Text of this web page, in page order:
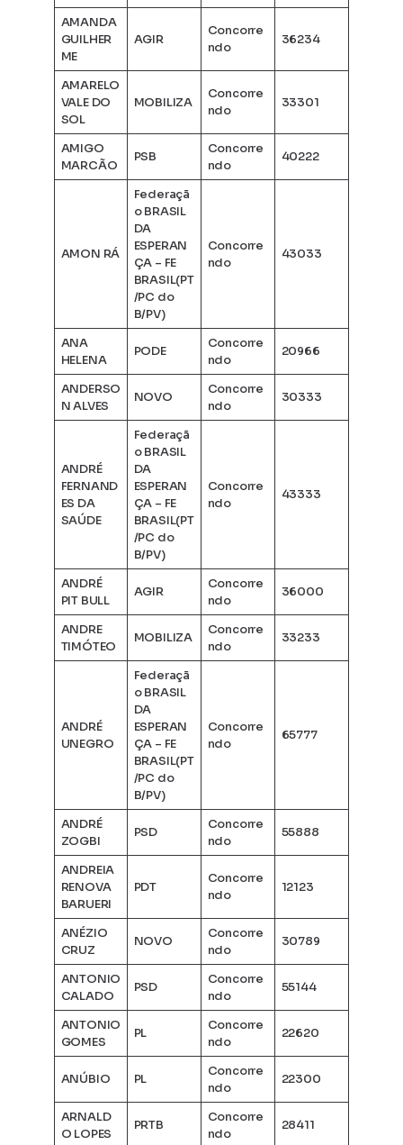
AMANDA
GUILHER
ME
AGIR
Concorre
ndo
36234
AMARELO
VALE DO
SOL
MOBILIZA
Concorre
ndo
33301
AMIGO
MARCÃO
PSB
Concorre
ndo
40222
AMON RÁ
Federaçã
o BRASIL
DA
ESPERAN
ÇA – FE
BRASIL(PT
/PC do
B/PV)
Concorre
ndo
43033
ANA
HELENA
PODE
Concorre
ndo
20966
ANDERSO
N ALVES
NOVO
Concorre
ndo
30333
ANDRÉ
FERNAND
ES DA
SAÚDE
Federaçã
o BRASIL
DA
ESPERAN
ÇA – FE
BRASIL(PT
/PC do
B/PV)
Concorre
ndo
43333
ANDRÉ
PIT BULL
AGIR
Concorre
ndo
36000
ANDRE
TIMÓTEO
MOBILIZA
Concorre
ndo
33233
ANDRÉ
UNEGRO
Federaçã
o BRASIL
DA
ESPERAN
ÇA – FE
BRASIL(PT
/PC do
B/PV)
Concorre
ndo
65777
ANDRÉ
ZOGBI
PSD
Concorre
ndo
55888
ANDREIA
RENOVA
BARUERI
PDT
Concorre
ndo
12123
ANÉZIO
CRUZ
NOVO
Concorre
ndo
30789
ANTONIO
CALADO
PSD
Concorre
ndo
55144
ANTONIO
GOMES
PL
Concorre
ndo
22620
ANÚBIO PL
Concorre
ndo
22300
ARNALD
O LOPES
PRTB
Concorre
ndo
28411